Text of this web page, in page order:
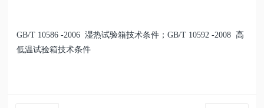
GB/T 10586 -2006 湿热试验箱技术条件；GB/T 10592 -2008 高
低温试验箱技术条件